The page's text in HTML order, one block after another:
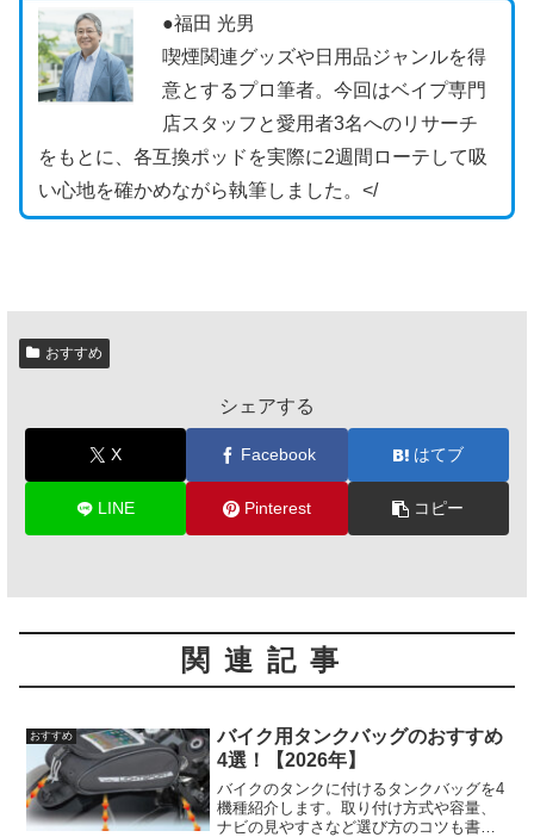
●福田 光男
喫煙関連グッズや日用品ジャンルを得
意とするプロ筆者。今回はベイプ専門
店スタッフと愛用者3名へのリサーチ
をもとに、各互換ポッドを実際に2週間ローテして吸
い心地を確かめながら執筆しました。</
おすすめ
シェアする
X Facebook はてブ
LINE Pinterest コピー
関連記事
おすすめ
バイク用タンクバッグのおすすめ
4選！【2026年】
バイクのタンクに付けるタンクバッグを4
機種紹介します。取り付け方式や容量、
ナビの見やすさなど選び方のコツも書い